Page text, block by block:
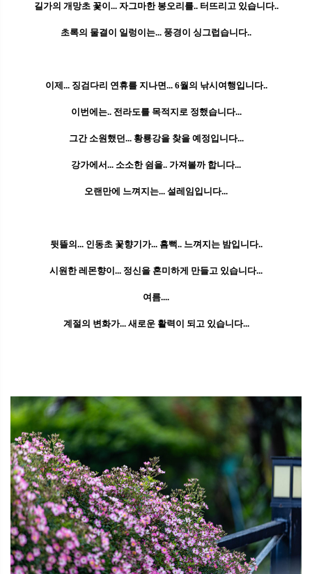
길가의 개망초 꽃이... 자그마한 봉오리를.. 터뜨리고 있습니다..
초록의 물결이 일렁이는... 풍경이 싱그럽습니다..
이제... 징검다리 연휴를 지나면... 6월의 낚시여행입니다..
이번에는.. 전라도를 목적지로 정했습니다...
그간 소원했던... 황룡강을 찾을 예정입니다...
강가에서... 소소한 쉼을.. 가져볼까 합니다...
오랜만에 느껴지는... 설레임입니다...
뒷뜰의... 인동초 꽃향기가... 흠뻑.. 느껴지는 밤입니다..
시원한 레몬향이... 정신을 혼미하게 만들고 있습니다...
여름....
계절의 변화가... 새로운 활력이 되고 있습니다...